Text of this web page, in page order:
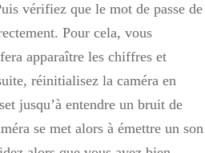
vérifiez que le mot de passe de
Pour cela, vous
apparaître les chiffres et
réinitialisez la caméra en
jusqu’à entendre un bruit de
se met alors à émettre un son